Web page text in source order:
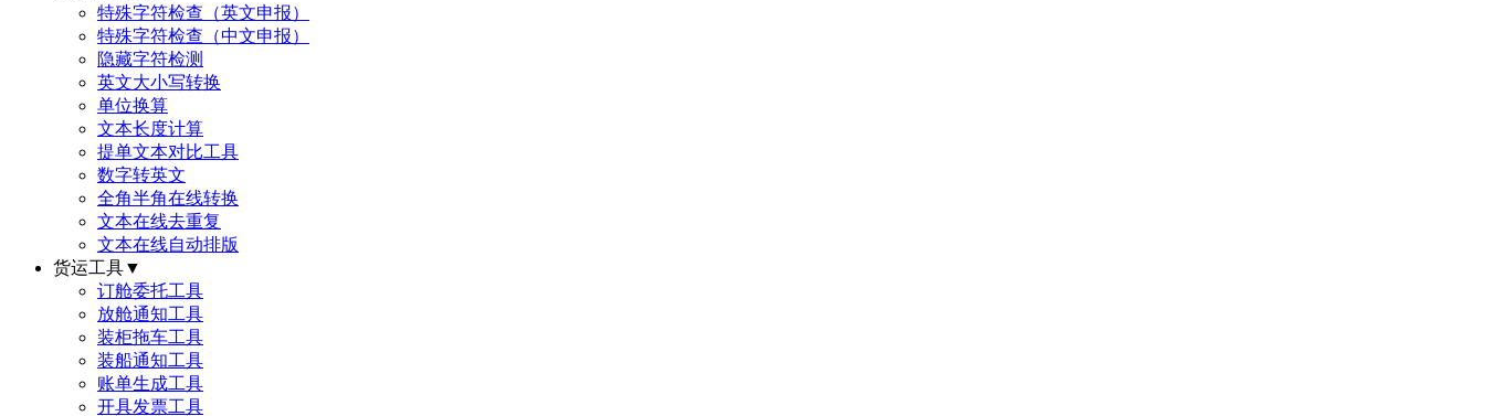
特殊字符检查（英文申报）
特殊字符检查（中文申报）
隐藏字符检测
英文大小写转换
单位换算
文本长度计算
提单文本对比工具
数字转英文
全角半角在线转换
文本在线去重复
文本在线自动排版
货运工具▼
订舱委托工具
放舱通知工具
装柜拖车工具
装船通知工具
账单生成工具
开具发票工具